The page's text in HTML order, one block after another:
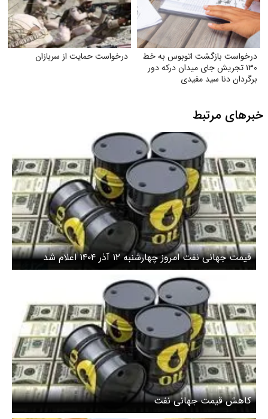
درخواست بازگشت اتوبوس به خط
۱۳۰ تجریش جای میدان درکه دور
برگردان دنا سید مفیدی
درخواست حمایت از سربازان
خبرهای مرتبط
قیمت جهانی نفت امروز چهارشنبه ۱۲ آذر ۱۴۰۴ اعلام شد
کاهش قیمت جهانی نفت